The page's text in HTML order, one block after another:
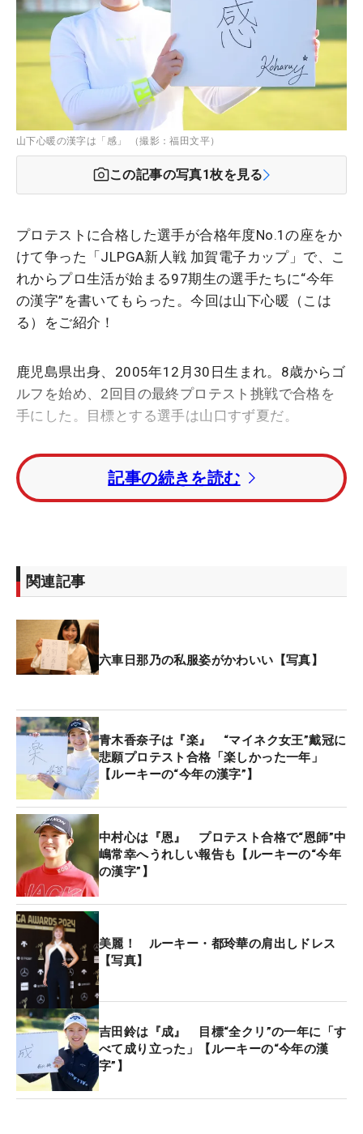
山下心暖の漢字は「感」 （撮影：福田文平）
この記事の写真1枚を見る
プロテストに合格した選手が合格年度No.1の座をか
けて争った「JLPGA新人戦 加賀電子カップ」で、こ
れからプロ生活が始まる97期生の選手たちに“今年
の漢字”を書いてもらった。今回は山下心暖（こは
る）をご紹介！
鹿児島県出身、2005年12月30日生まれ。8歳からゴ
ルフを始め、2回目の最終プロテスト挑戦で合格を
手にした。目標とする選手は山口すず夏だ。
スケッチブックに書かれた漢字は『感』。「去年落
ちて、もう一度挑戦させてくれた家族への感謝が一
番」とその思いを込めた。結果として見事に合格を
「スポンサーさんもいなくて、フリーでやってきた
ので、お金とかで家族に迷惑をかけてしまった。テ
悟の挑戦だったと明かす。
さらに、「練習環境は変わらないですが、トレーナ
スをしてもらったこと」も合格への近道となった。
来季のレギュラーツアー出場権をかけて臨んだQTは
ファーストステージで敗退。しかし、枠が一つ空い
たことから「ファイナルQT」に出場することができ
た。ただ、「運は良かったですが…モノにできなか
った」と話すように、巡ってきた好機を生かすこと
ができず結果は68位。レギュラーツアー前半戦の出
場権獲得には至らなかった。
来季は下部のステップ・アップ・ツアーから“下剋
上”を目指すことになる。プロテスト、QT、新人戦
と目まぐるしい1カ月間を走り抜けた山下。これま
で支えてくれた家族への感謝を胸に、プロゴルファ
ーとしての挑戦が始まる。
記事の続きを読む
関連記事
六車日那乃の私服姿がかわいい【写真】
青木香奈子は『楽』 “マイネク女王”戴冠に
悲願プロテスト合格「楽しかった一年」
【ルーキーの“今年の漢字”】
中村心は『恩』 プロテスト合格で“恩師”中
嶋常幸へうれしい報告も【ルーキーの“今年
の漢字”】
美麗！ ルーキー・都玲華の肩出しドレス
【写真】
吉田鈴は『成』 目標“全クリ”の一年に「す
べて成り立った」【ルーキーの“今年の漢
字”】